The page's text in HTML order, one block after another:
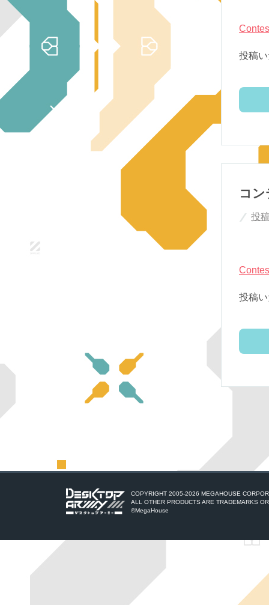
投稿
コ
投
投稿
COPYRIGHT 2005-2026 MEGAHOUSE
ALL OTHER PRODUCTS ARE TRADEMARKS
©MegaHouse